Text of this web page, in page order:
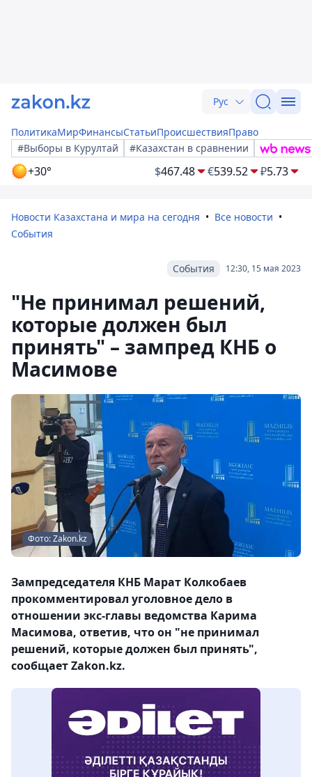
Рус
ПолитикаМирФинансыСтатьиПроисшествияПраво
#Выборы в Курултай
#Казахстан в сравнении
+30° $467.48 €539.52 ₽5.73
Новости Казахстана и мира на сегодня
Все новости
События
12:30, 15 мая 2023
События
"Не принимал решений,
которые должен был
принять" – зампред КНБ о
Масимове
Фото: Zakon.kz
Зампредседателя КНБ Марат Колкобаев
прокомментировал уголовное дело в
отношении экс-главы ведомства Карима
Масимова, ответив, что он "не принимал
решений, которые должен был принять",
сообщает Zakon.kz.